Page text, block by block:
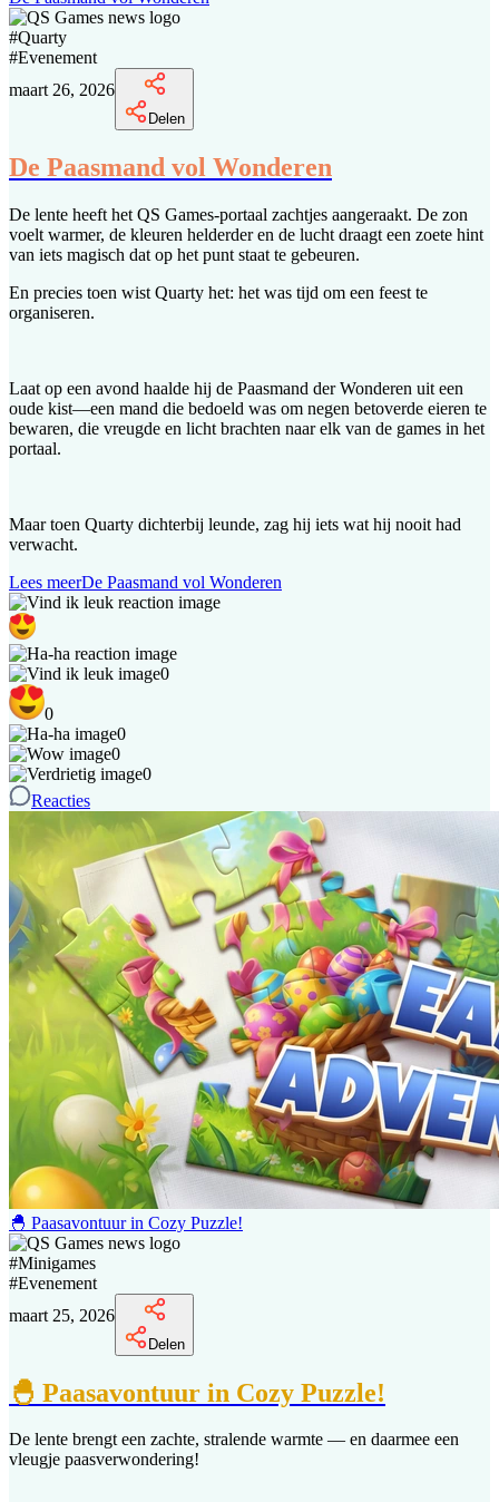
#Quarty
#Evenement
maart 26, 2026
Delen
De Paasmand vol Wonderen
De lente heeft het QS Games-portaal zachtjes aangeraakt. De zon
voelt warmer, de kleuren helderder en de lucht draagt een zoete hint
van iets magisch dat op het punt staat te gebeuren.
En precies toen wist Quarty het: het was tijd om een feest te
organiseren.
Laat op een avond haalde hij de Paasmand der Wonderen uit een
oude kist—een mand die bedoeld was om negen betoverde eieren te
bewaren, die vreugde en licht brachten naar elk van de games in het
portaal.
Maar toen Quarty dichterbij leunde, zag hij iets wat hij nooit had
verwacht.
Lees meerDe Paasmand vol Wonderen
0
0
0
0
0
Reacties
🐣 Paasavontuur in Cozy Puzzle!
#Minigames
#Evenement
maart 25, 2026
Delen
🐣 Paasavontuur in Cozy Puzzle!
De lente brengt een zachte, stralende warmte — en daarmee een
vleugje paasverwondering!